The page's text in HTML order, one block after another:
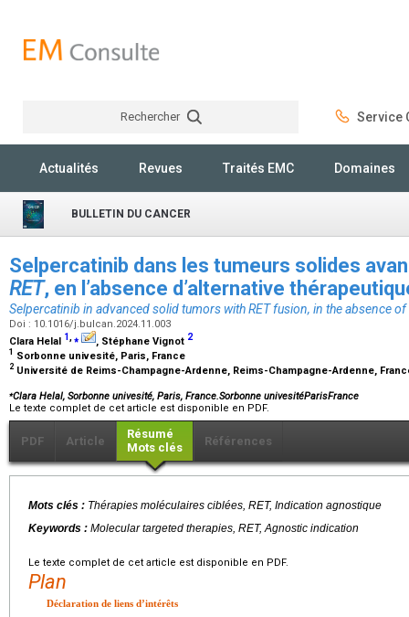
Rechercher Service
Actualités Revues Traités EMC Domaines
BULLETIN DU CANCER
Selpercatinib dans les tumeurs solides
RET, en l’absence d’alternative
Selpercatinib in advanced solid tumors withRETfusion, in the absence
Doi : 10.1016/j.bulcan.2024.11.003
Clara Helal 1,⁎ , Stéphane Vignot 2
1 Sorbonne univesité, Paris, France
2 Université de Reims-Champagne-Ardenne, Reims-Champagne-Ardenne,
⁎Clara Helal, Sorbonne univesité, Paris, France.Sorbonne univesitéParisFrance
Le texte complet de cet article est disponible en PDF.
PDF Article
Résumé
Mots clés
Références
Mots clés : Thérapies moléculaires ciblées, RET, Indication agnostique
Keywords : Molecular targeted therapies, RET, Agnostic indication
Le texte complet de cet article est disponible en PDF.
Plan
Déclaration de liens d’intérêts